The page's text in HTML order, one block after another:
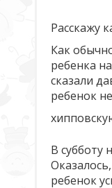
Расскажу
Как
ребенка
сказали
ребенок
В субботу
ребенок